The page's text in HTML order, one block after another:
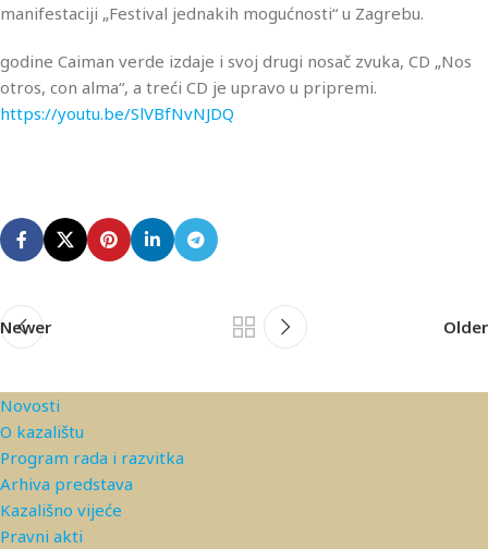
manifestaciji „Festival jednakih mogućnosti“ u Zagrebu.
godine Caiman verde izdaje i svoj drugi nosač zvuka, CD „Nos
otros, con alma“, a treći CD je upravo u pripremi.
https://youtu.be/SlVBfNvNJDQ
Newer Older
Novosti
O kazalištu
Program rada i razvitka
Arhiva predstava
Kazališno vijeće
Pravni akti